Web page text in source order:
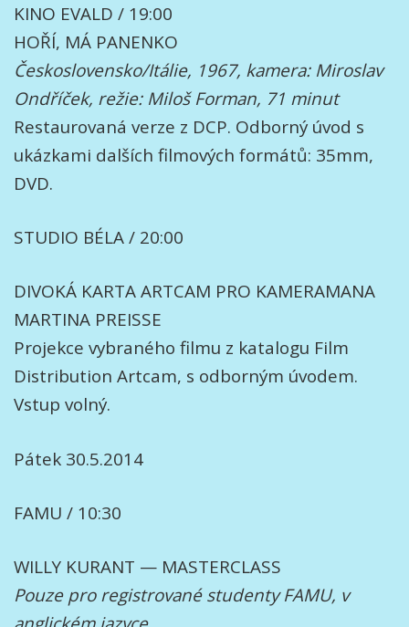
KINO EVALD / 19:00
HOŘÍ, MÁ PANENKO
Československo/Itálie, 1967, kamera: Miroslav
Ondříček, režie: Miloš Forman, 71 minut
Restaurovaná verze z DCP. Odborný úvod s
ukázkami dalších filmových formátů: 35mm,
DVD.
STUDIO BÉLA / 20:00
DIVOKÁ KARTA ARTCAM PRO KAMERAMANA
MARTINA PREISSE
Projekce vybraného filmu z katalogu Film
Distribution Artcam, s odborným úvodem.
Vstup volný.
Pátek 30.5.2014
FAMU / 10:30
WILLY KURANT — MASTERCLASS
Pouze pro registrované studenty FAMU, v